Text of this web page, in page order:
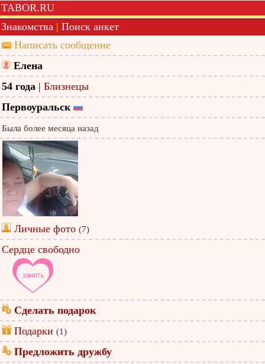
TABOR.RU
Знакомства | Поиск анкет
Написать сообщение
Елена
54 года | Близнецы
Первоуральск
Была более месяца назад
Личные фото (7)
Сердце свободно
Сделать подарок
Подарки (1)
Предложить дружбу